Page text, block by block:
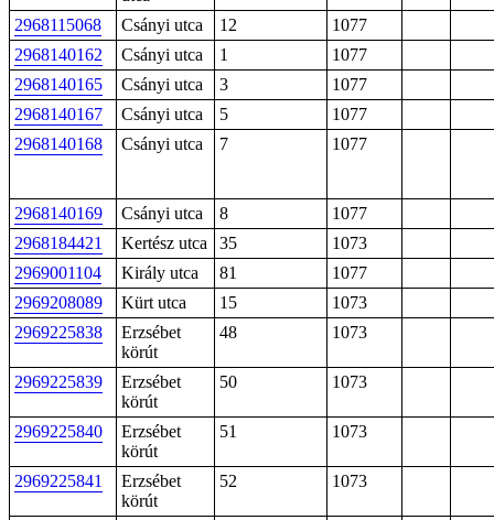
2968115068 Csányi utca 12
1077
2968140162
Csányi utca 1
1077
2968140165
Csányi utca 3
1077
2968140167
Csányi utca 5
1077
2968140168
Csányi utca 7 1077
2968140169 Csányi utca 8
1077
2968184421
Kertész utca 35
1073
2969001104
Király utca 81
1077
2969208089
Kürt utca 15
1073
2969225838
Erzsébet
körút
48 1073
2969225839
Erzsébet
körút
50 1073
2969225840
Erzsébet
körút
51 1073
2969225841
Erzsébet
körút
52 1073